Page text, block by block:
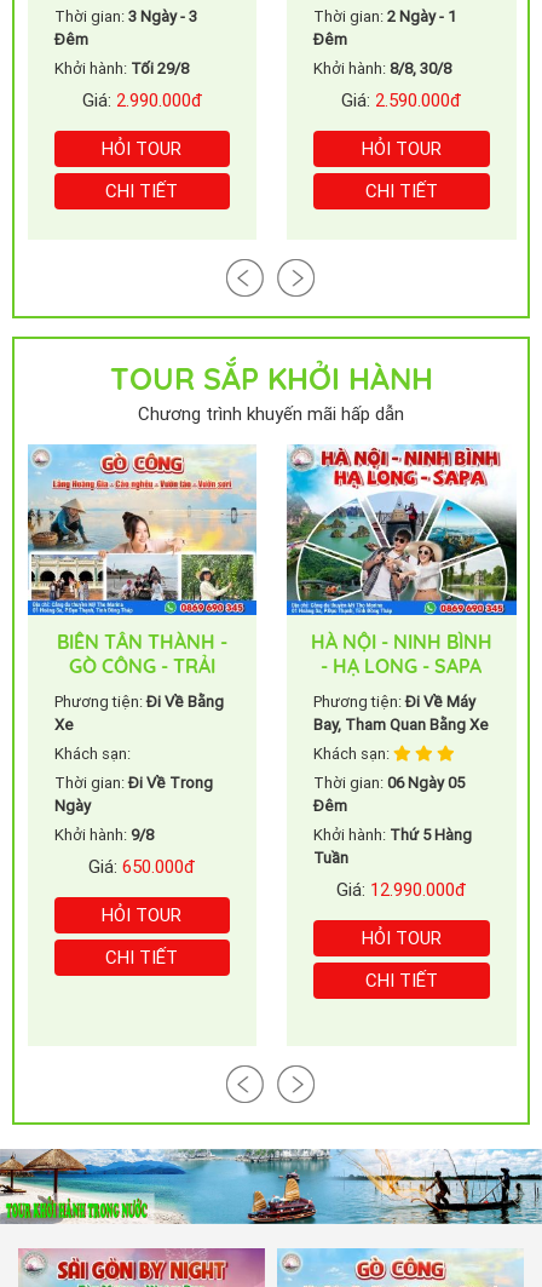
Thời gian: 2 Ngày - 1
Khởi hành:
Giá:2.590.000đ
HỎI TOUR
CHI TIẾT
Thời gian: 2 Ngày - 1
Khởi hành:Sáng 30/8
Giá:2.190.000đ
HỎI TOUR
CHI TIẾT
TOUR SẮP KHỞI HÀNH
Chương trình khuyến mãi hấp dẫn
HÀ NỘI - NINH BÌNH
- HẠ LONG - SAPA
6N5Đ
Phương tiện:Đi Về Máy
Khách sạn:
Thời gian: 06 Ngày 05
Khởi hành:
Tuần
HỎI TOUR
CHI TIẾT
ĐÀ LẠT NGÀN HOA -
THAM QUAN ĐIỂM
MỚI
Phương tiện:Đi về bằng
xe
Khách sạn:
Thời gian:3 Ngày - 3
Khởi hành:Tối 29/8
HỎI TOUR
CHI TIẾT